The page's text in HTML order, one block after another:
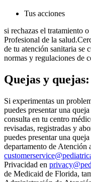
Tus acciones
si rechazas el tratamiento
Profesional de la
de tu atención sanitaria se
normas y regulaciones de
Quejas y quejas:
Si experimentas un
puedes presentar una
consulta en tu centro
revisadas, registradas y
puedes presentar una
departamento de Atención
Privacidad en
de Medicaid de Florida,